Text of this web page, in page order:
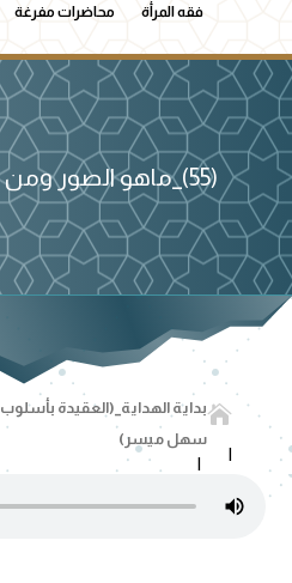
فقه المرأة محاضرات مفرغة
(55)_ماهو الصور ومن الملك الموكل به؟
بداية الهداية_(العقيدة بأسلوب
سهل ميسر)